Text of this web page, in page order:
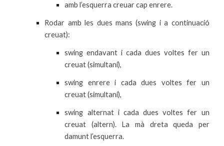
amb l’esquerra creuar cap enrere.
Rodar amb les dues mans (swing i a continuació
creuat):
swing endavant i cada dues voltes fer un
creuat (simultani),
swing enrere i cada dues voltes fer un
creuat (simultani),
swing alternat i cada dues voltes fer un
creuat (altern). La mà dreta queda per
damunt l’esquerra.